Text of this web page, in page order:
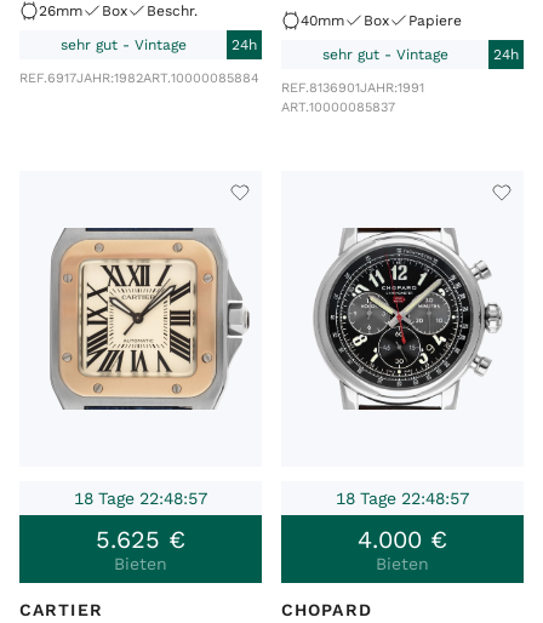
26mm Box
Beschr.
sehr gut - Vintage
24h
REF.6917JAHR:1982ART.10000085884
40mm Box
Papiere
sehr gut - Vintage
24h
REF.8136901JAHR:1991
ART.10000085837
18 Tage 22:48:57
5.625 €
Bieten
CARTIER
18 Tage 22:48:57
4.000 €
Bieten
CHOPARD